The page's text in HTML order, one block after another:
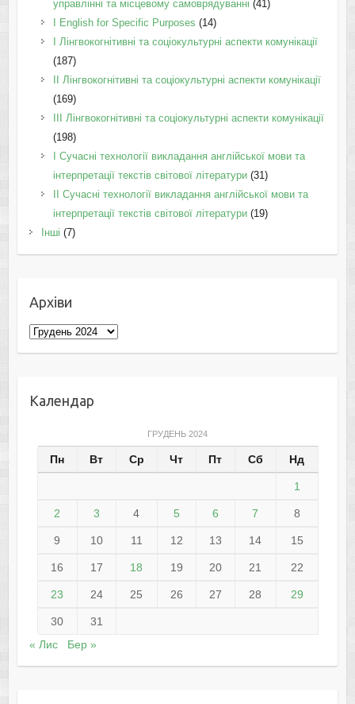
управлінні та місцевому самоврядуванні (41)
І English for Specific Purposes (14)
I Лінгвокогнітивні та соціокультурні аспекти комунікації
(187)
IІ Лінгвокогнітивні та соціокультурні аспекти комунікації
(169)
IІI Лінгвокогнітивні та соціокультурні аспекти комунікації
(198)
I Cучасні технології викладання англійської мови та
інтерпретації текстів світової літератури(31)
II Cучасні технології викладання англійської мови та
інтерпретації текстів світової літератури(19)
Інші (7)
Архіви
Архіви
Календар
ГРУДЕНЬ 2024
Пн Вт Ср Чт Пт Сб Нд
1
2 3 4 5 6 7 8
9 10 11 12 13 14 15
16 17 18 19 20 21 22
23 24 25 26 27 28 29
30
31
« Лис
Бер »